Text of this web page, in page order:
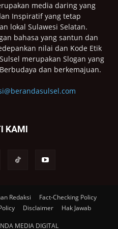
media daring yang
Inspiratif yang tetap
lokal Sulawesi Selatan.
bahasa yang santun dan
nilai dan Kode Etik
merupakan Slogan yang
dan berkemajuan.
KAMI
Redaksi
Fact-Checking Policy
Disclaimer Hak Jawab
MEDIA DIGITAL